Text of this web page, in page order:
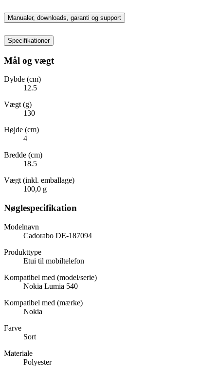
Manualer, downloads, garanti og support
Specifikationer
Mål og vægt
Dybde (cm)
12.5
Vægt (g)
130
Højde (cm)
4
Bredde (cm)
18.5
Vægt (inkl. emballage)
100,0 g
Nøglespecifikation
Modelnavn
Cadorabo DE-187094
Produkttype
Etui til mobiltelefon
Kompatibel med (model/serie)
Nokia Lumia 540
Kompatibel med (mærke)
Nokia
Farve
Sort
Materiale
Polyester